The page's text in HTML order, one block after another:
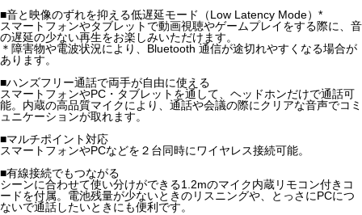
■音と映像のずれを抑える低遅延モード（Low Latency Mode）*
スマートフォンやタブレットで動画視聴やゲームプレイをする際に、音
の遅延の少ない再生をお楽しみいただけます。
＊障害物や電波状況により、Bluetooth 通信が途切れやすくなる場合が
あります。
■ハンズフリー通話で両手が自由に使える
スマートフォンやPC・タブレットを通して、ヘッドホンだけで通話可
能。内蔵の高品質マイクにより、通話や会議の際にクリアな音声でコミ
ュニケーションが取れます。
■マルチポイント対応
スマートフォンやPCなどを２台同時にワイヤレス接続可能。
■有線接続でもつながる
シーンに合わせて使い分けができる1.2mのマイク内蔵リモコン付きコ
ードを付属。電池残量が少ないときのリスニングや、とっさにPCにつ
ないで通話したいときにも便利です。